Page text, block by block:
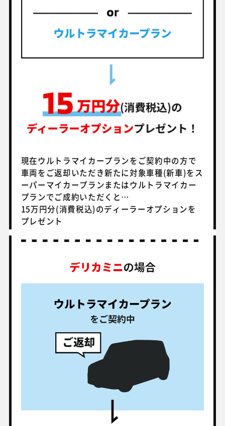
現在ウルトラマイカープランをご契約中の方で
車両をご返却いただき新たに対象車種(新車)をス
ーパーマイカープランまたはウルトラマイカー
プランでご成約いただくと…
15万円分(消費税込)のディーラーオプションを
プレゼント